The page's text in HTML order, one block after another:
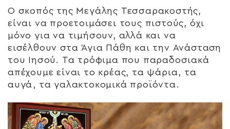
Ο σκοπός της Μεγάλης Τεσσαρακοστής,
είναι να προετοιμάσει τους πιστούς, όχι
μόνο για να τιμήσουν, αλλά και να
εισέλθουν στα Άγια Πάθη και την Ανάσταση
του Ιησού. Τα τρόφιμα που παραδοσιακά
απέχουμε είναι το κρέας, τα ψάρια, τα
αυγά, τα γαλακτοκομικά προϊόντα.